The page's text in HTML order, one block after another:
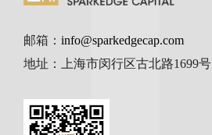
邮箱： info@sparkedgecap.com
地址：上海市闵行区古北路1699号